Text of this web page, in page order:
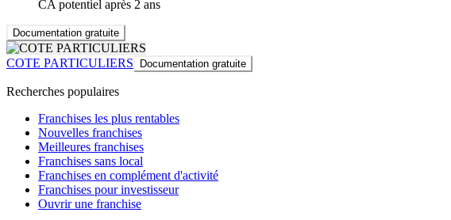
CA potentiel après 2 ans
Documentation gratuite
COTE PARTICULIERS Documentation gratuite
Recherches populaires
Franchises les plus rentables
Nouvelles franchises
Meilleures franchises
Franchises sans local
Franchises en complément d'activité
Franchises pour investisseur
Ouvrir une franchise